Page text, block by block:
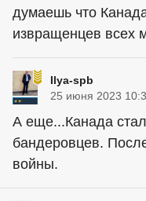
думаешь что
извращенцев всех
Ilya-spb
25 июня 2023
А еще...Канада
бандеровцев.
войны.